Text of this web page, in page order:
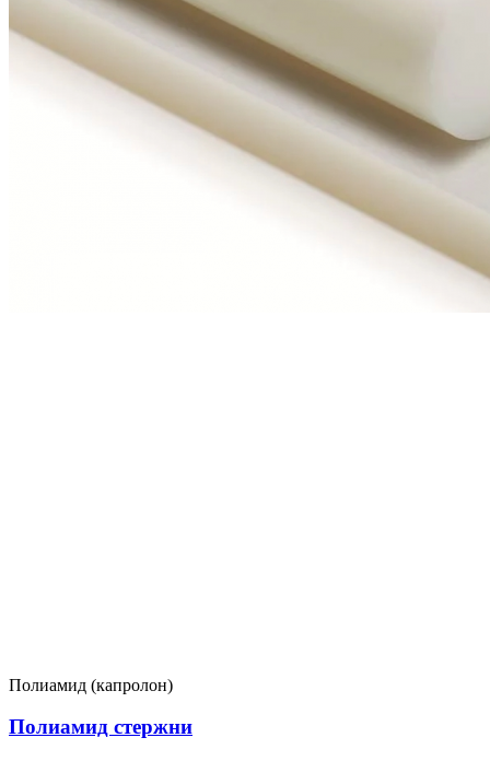
Полиамид (капролон)
Полиамид стержни